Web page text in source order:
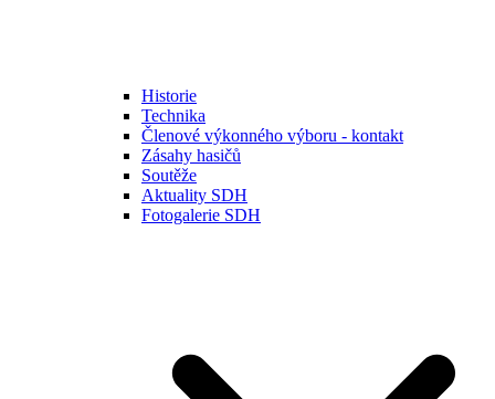
Historie
Technika
Členové výkonného výboru - kontakt
Zásahy hasičů
Soutěže
Aktuality SDH
Fotogalerie SDH